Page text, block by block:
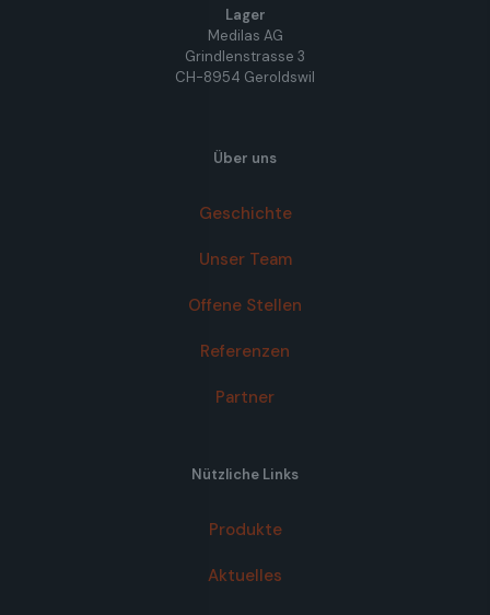
Lager
Medilas AG
Grindlenstrasse 3
CH-8954 Geroldswil
Über uns
Geschichte
Unser Team
Offene Stellen
Referenzen
Partner
Nützliche Links
Produkte
Aktuelles